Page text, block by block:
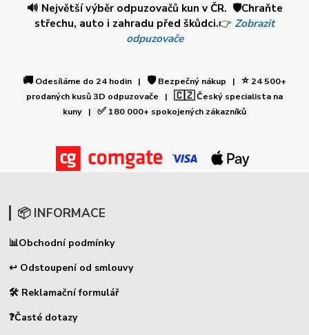
🔊 Největší výběr odpuzovačů kun v ČR. 🛡️Chraňte
střechu, auto i zahradu před škůdci.👉 Zobrazit
odpuzovače
🚚 Odesíláme do 24 hodin | 🛡️Bezpečný nákup | ⭐24 500+
prodaných kusů 3D odpuzovače | 🇨🇿Český specialista na
kuny | ✅ 180 000+ spokojených zákazníků
📦 INFORMACE
📊Obchodní podmínky
↩ Odstoupení od smlouvy
🛠 Reklamační formulář
❓Časté dotazy